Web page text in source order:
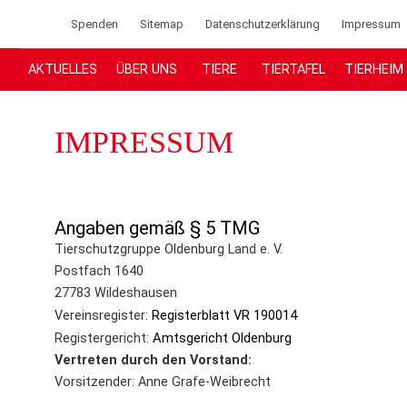
Spenden Sitemap Datenschutzerklärung Impressum
AKTUELLES ÜBER UNS TIERE TIERTAFEL TIERHEIM
IMPRESSUM
Angaben gemäß § 5 TMG
Tierschutzgruppe Oldenburg Land e. V.
Postfach 1640
27783 Wildeshausen
Vereinsregister: Registerblatt VR 190014
Registergericht: Amtsgericht Oldenburg
Vertreten durch den Vorstand:
Vorsitzender: Anne Grafe-Weibrecht